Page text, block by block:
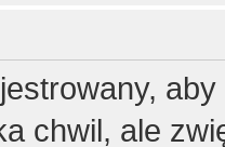
chwil, ale